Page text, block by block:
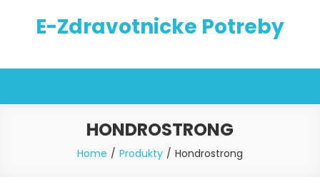
E-Zdravotnicke Potreby
HONDROSTRONG
Home Produkty Hondrostrong